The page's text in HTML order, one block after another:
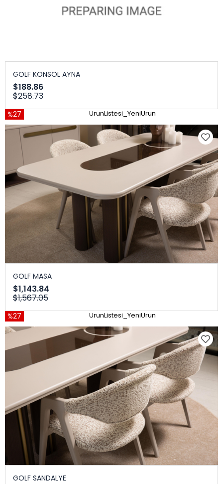
GOLF KONSOL AYNA
$188.86
$258.73
%27 UrunListesi_YeniUrun
GOLF MASA
$1,143.84
$1,567.05
%27 UrunListesi_YeniUrun
GOLF SANDALYE